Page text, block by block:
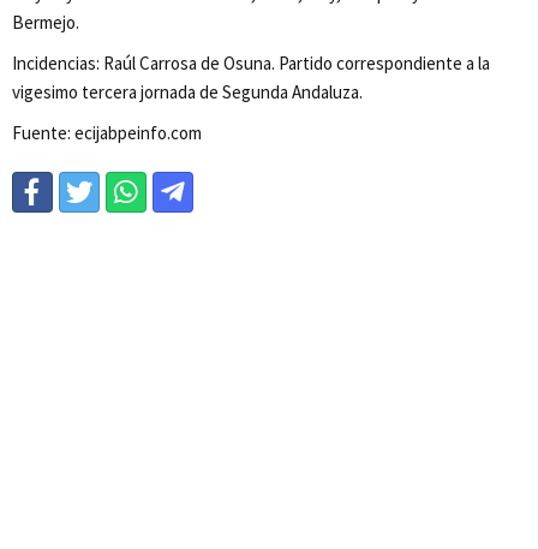
Bermejo.
Incidencias: Raúl Carrosa de Osuna. Partido correspondiente a la
vigesimo tercera jornada de Segunda Andaluza.
Fuente: ecijabpeinfo.com